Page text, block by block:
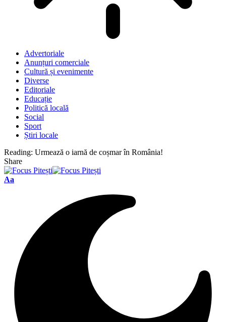
Advertoriale
Anunțuri comerciale
Cultură și evenimente
Diverse
Editoriale
Educație
Politică locală
Social
Sport
Știri locale
Reading: Urmează o iarnă de coșmar în România!
Share
Font
Aa